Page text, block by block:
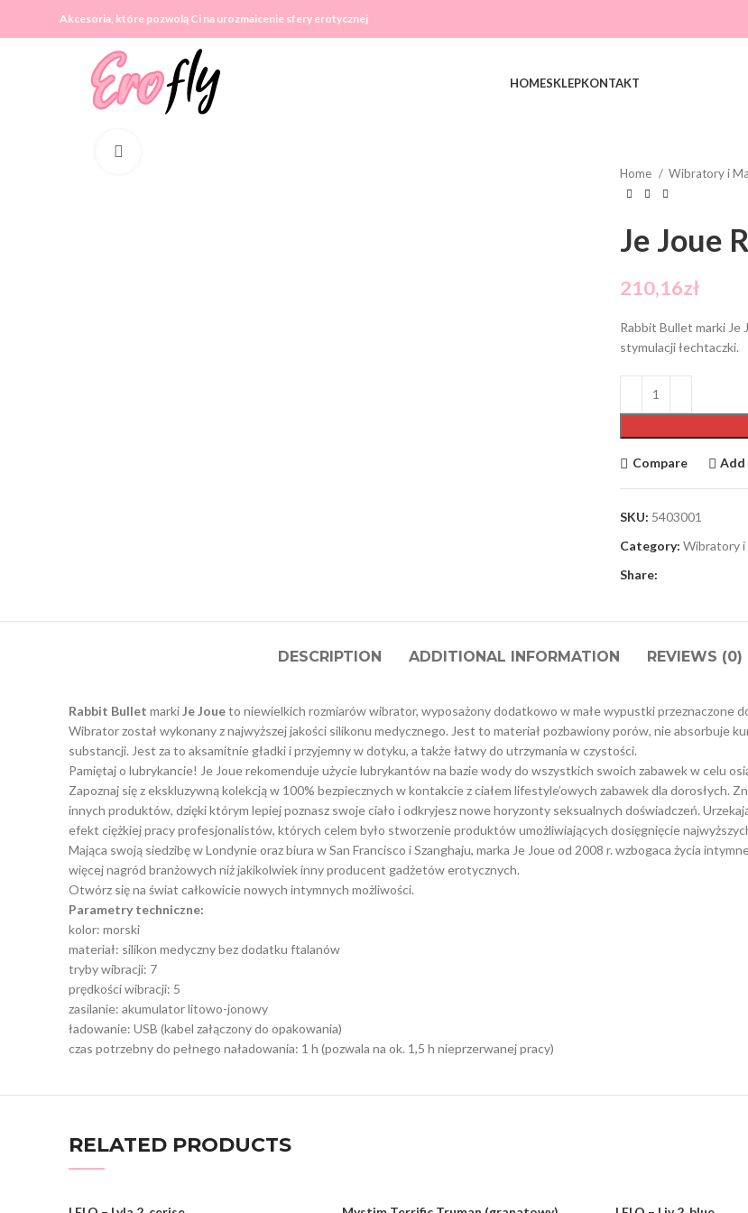
Akcesoria, które pozwolą Ci na urozmaicenie sfery erotycznej
HOMESKLEPKONTAKT
Home
Wibratory i
Je Joue
210,16zł
Rabbit Bullet marki Je
stymulacji łechtaczki.
Compare
SKU: 5403001
Category: Wibratory i
Share:
DESCRIPTION ADDITIONAL INFORMATION REVIEWS (0)
Rabbit Bullet markiJe Joueto niewielkich rozmiarów wibrator, wyposażony dodatkowo w małe wypustki przeznaczone
Wibrator został wykonany z najwyższej jakości silikonu medycznego. Jest to materiał pozbawiony porów, nie absorbuje
substancji. Jest za to aksamitnie gładki i przyjemny w dotyku, a także łatwy do utrzymania w czystości.
Pamiętaj o lubrykancie! Je Joue rekomenduje użycie lubrykantów na bazie wody do wszystkich swoich zabawek w celu
Zapoznaj się z ekskluzywną kolekcją w 100% bezpiecznych w kontakcie z ciałem lifestyle’owych zabawek dla dorosłych.
innych produktów, dzięki którym lepiej poznasz swoje ciało i odkryjesz nowe horyzonty seksualnych doświadczeń.
efekt ciężkiej pracy profesjonalistów, których celem było stworzenie produktów umożliwiających dosięgnięcie
Mająca swoją siedzibę w Londynie oraz biura w San Francisco i Szanghaju, marka Je Joue od 2008 r. wzbogaca życia
więcej nagród branżowych niż jakikolwiek inny producent gadżetów erotycznych.
Otwórz się na świat całkowicie nowych intymnych możliwości.
Parametry techniczne:
kolor: morski
materiał: silikon medyczny bez dodatku ftalanów
tryby wibracji: 7
prędkości wibracji: 5
zasilanie: akumulator litowo-jonowy
ładowanie: USB (kabel załączony do opakowania)
czas potrzebny do pełnego naładowania: 1 h (pozwala na ok. 1,5 h nieprzerwanej pracy)
RELATED PRODUCTS